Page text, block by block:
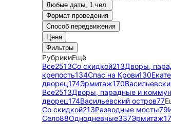
Любые даты, 1 чел.
Формат проведения
Способ передвижения
Цена
Фильтры
РубрикиЕщё
Все2513Со скидкой213Дворы,
крепость134Спас на Крови130
дворец174Эрмитаж170
Все2513Дворы, парадные и
дворец174Васильевский остров77
Со скидкой213Разводные мосты79
Село88Однодневные337Эрмитаж